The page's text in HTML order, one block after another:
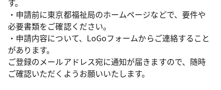
す。
・申請前に東京都福祉局のホームページなどで、要件や
必要書類をご確認ください。
・申請内容について、LoGoフォームからご連絡すること
があります。
ご登録のメールアドレス宛に通知が届きますので、随時
ご確認いただくようお願いいたします。